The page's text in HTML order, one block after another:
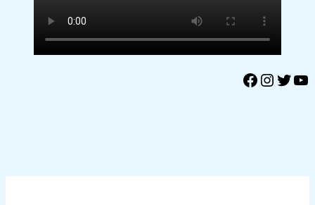
Facebook Instagram Twitter YouTube